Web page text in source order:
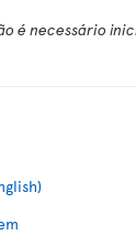
é necessário